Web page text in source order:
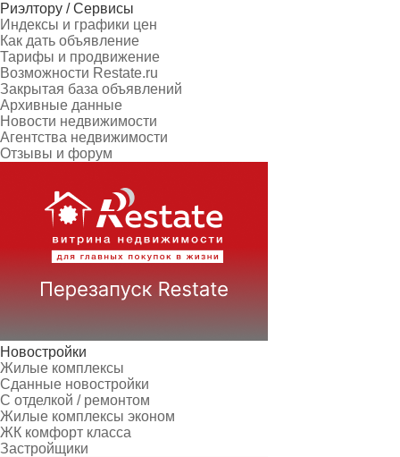
Риэлтору / Сервисы
Индексы и графики цен
Как дать объявление
Тарифы и продвижение
Возможности Restate.ru
Закрытая база объявлений
Архивные данные
Новости недвижимости
Агентства недвижимости
Отзывы и форум
Новостройки
Жилые комплексы
Сданные новостройки
С отделкой / ремонтом
Жилые комплексы эконом
ЖК комфорт класса
Застройщики